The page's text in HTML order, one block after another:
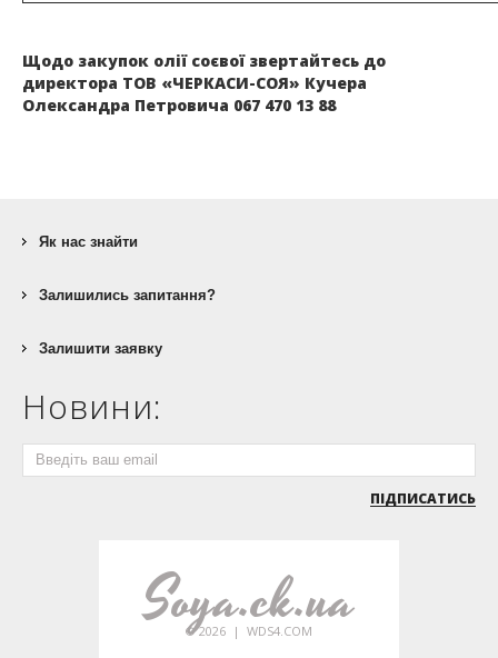
Щодо закупок олії соєвої звертайтесь до
директора ТОВ «ЧЕРКАСИ-СОЯ» Кучера
Олександра Петровича 067 470 13 88
Як нас знайти
Залишились запитання?
Залишити заявку
Новини:
Soya.ck.ua
© 2026 | WDS4.COM